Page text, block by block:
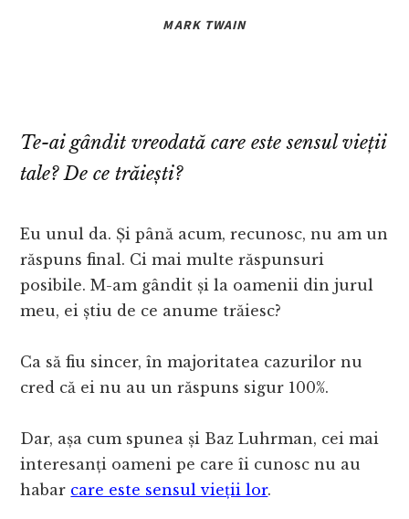
MARK TWAIN
Te-ai gândit vreodată care este sensul vieții
tale? De ce trăiești?
Eu unul da. Și până acum, recunosc, nu am un
răspuns final. Ci mai multe răspunsuri
posibile. M-am gândit și la oamenii din jurul
meu, ei știu de ce anume trăiesc?
Ca să fiu sincer, în majoritatea cazurilor nu
cred că ei nu au un răspuns sigur 100%.
Dar, așa cum spunea și Baz Luhrman, cei mai
interesanți oameni pe care îi cunosc nu au
habar care este sensul vieții lor.